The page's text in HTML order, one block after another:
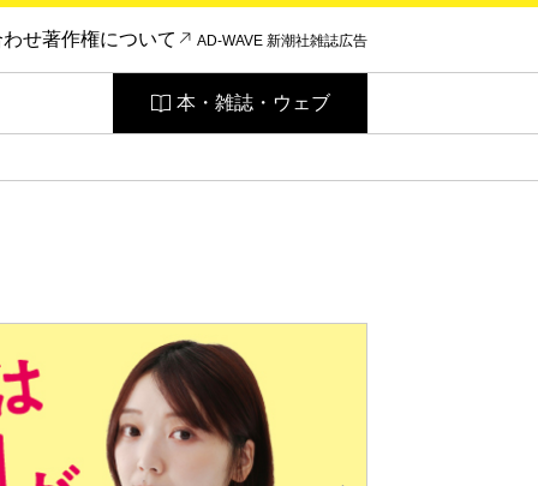
わせ著作権について AD-WAVE 新潮社雑誌広告
本・雑誌・ウェブ